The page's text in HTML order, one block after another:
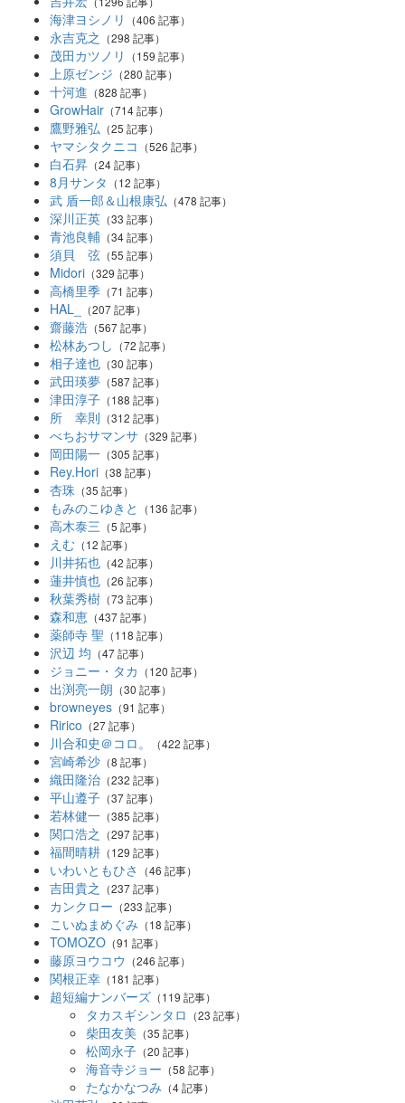
海津ヨシノリ （406 記事）
永吉克之 （298 記事）
茂田カツノリ （159 記事）
上原ゼンジ （280 記事）
十河進 （828 記事）
GrowHair （714 記事）
鷹野雅弘 （25 記事）
ヤマシタクニコ （526 記事）
白石昇 （24 記事）
8月サンタ （12 記事）
武 盾一郎＆山根康弘 （478 記事）
深川正英 （33 記事）
青池良輔 （34 記事）
須貝 弦 （55 記事）
Midori （329 記事）
高橋里季 （71 記事）
HAL_ （207 記事）
齋藤浩 （567 記事）
松林あつし （72 記事）
相子達也 （30 記事）
武田瑛夢 （587 記事）
津田淳子 （188 記事）
所 幸則 （312 記事）
べちおサマンサ （329 記事）
岡田陽一 （305 記事）
Rey.Hori （38 記事）
杏珠 （35 記事）
もみのこゆきと （136 記事）
高木泰三 （5 記事）
えむ （12 記事）
川井拓也 （42 記事）
蓮井慎也 （26 記事）
秋葉秀樹 （73 記事）
森和恵 （437 記事）
薬師寺 聖 （118 記事）
沢辺 均 （47 記事）
ジョニー・タカ （120 記事）
出渕亮一朗 （30 記事）
browneyes （91 記事）
Ririco （27 記事）
川合和史＠コロ。 （422 記事）
宮崎希沙 （8 記事）
織田隆治 （232 記事）
平山遵子 （37 記事）
若林健一 （385 記事）
関口浩之 （297 記事）
福間晴耕 （129 記事）
いわいともひさ （46 記事）
吉田貴之 （237 記事）
カンクロー （233 記事）
こいぬまめぐみ （18 記事）
TOMOZO （91 記事）
藤原ヨウコウ （246 記事）
関根正幸 （181 記事）
超短編ナンバーズ （119 記事）
タカスギシンタロ （23 記事）
柴田友美 （35 記事）
松岡永子 （20 記事）
海音寺ジョー （58 記事）
たなかなつみ （4 記事）